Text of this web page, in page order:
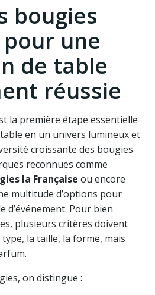
bougies
une
de table
réussie
la première étape essentielle
en un univers lumineux et
croissante des bougies
reconnues comme
la Française ou encore
multitude d’options pour
d’événement. Pour bien
plusieurs critères doivent
la taille, la forme, mais
on distingue :